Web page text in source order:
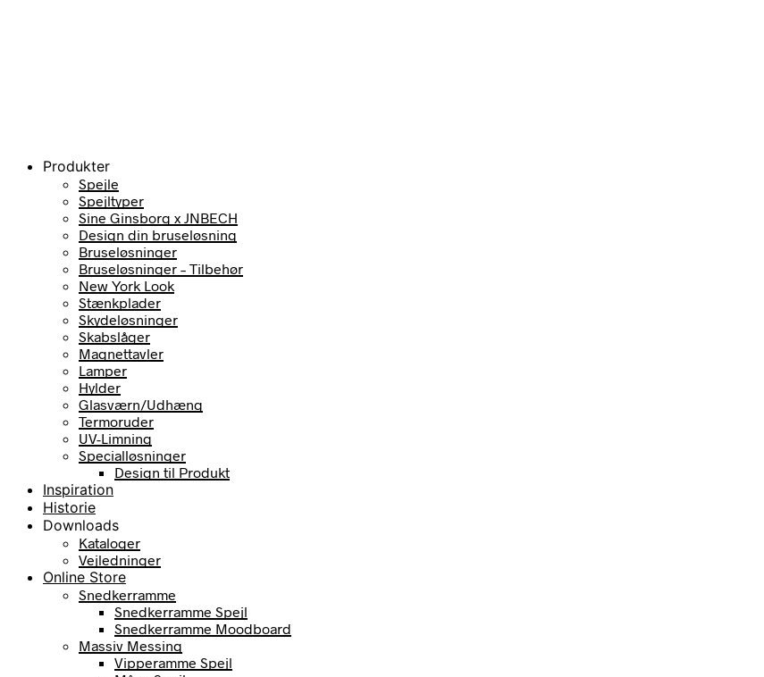
Produkter
Spejle
Spejltyper
Sine Ginsborg x JNBECH
Design din bruseløsning
Bruseløsninger
Bruseløsninger – Tilbehør
New York Look
Stænkplader
Skydeløsninger
Skabslåger
Magnettavler
Lamper
Hylder
Glasværn/Udhæng
Termoruder
UV-Limning
Specialløsninger
Design til Produkt
Inspiration
Historie
Downloads
Kataloger
Vejledninger
Online Store
Snedkerramme
Snedkerramme Spejl
Snedkerramme Moodboard
Massiv Messing
Vipperamme Spejl